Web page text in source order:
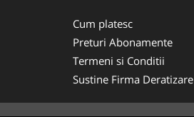
Cum platesc
Preturi Abonamente
Termeni si Conditii
Sustine Firma Deratizare